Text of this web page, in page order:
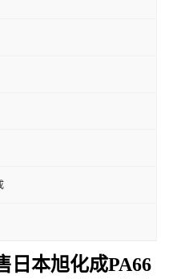
日本旭化成PA66